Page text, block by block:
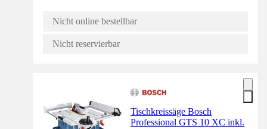
Nicht online bestellbar
Nicht reservierbar
Tischkreissäge Bosch
Professional GTS 10 XC inkl.